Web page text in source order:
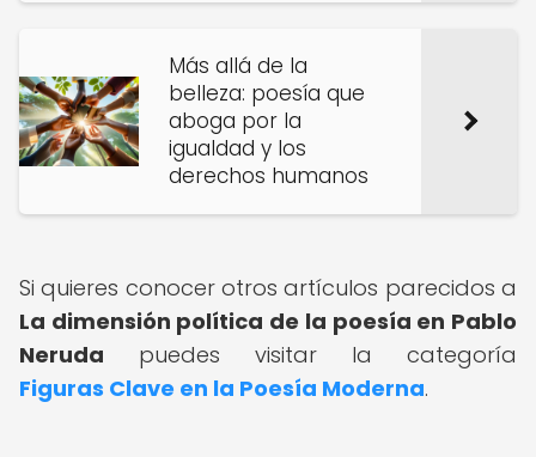
Más allá de la
belleza: poesía que
aboga por la
igualdad y los
derechos humanos
Si quieres conocer otros artículos parecidos a
La dimensión política de la poesía en Pablo
Neruda puedes visitar la categoría
Figuras Clave en la Poesía Moderna.